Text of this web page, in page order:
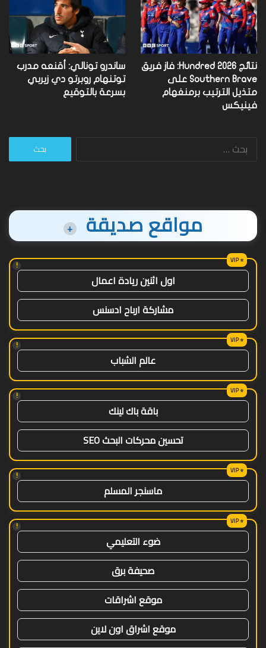
نتائج Hundred 2026: فاز فريق
Southern Brave على
متذيل الترتيب برمنغهام
فينيكس
ساندرو تونالي: أقنعه مدرب
توتنهام روبرتو دي زيربي
بسرعة بالتوقيع
البحث
مواقع صديقة +
!
اول اثنين ريادة اعمال
مشاركة ارباح ادسنس
!
عالم الشباب
!
باقة باك لينك
تحسين محركات البحث SEO
!
ماسنجر المسلم
!
ضوء التعليمي
صحيفة برق
موقع اشراقات
موقع اشراق اون لاين